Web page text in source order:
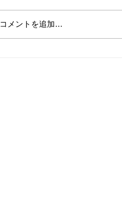
コメントを追加…